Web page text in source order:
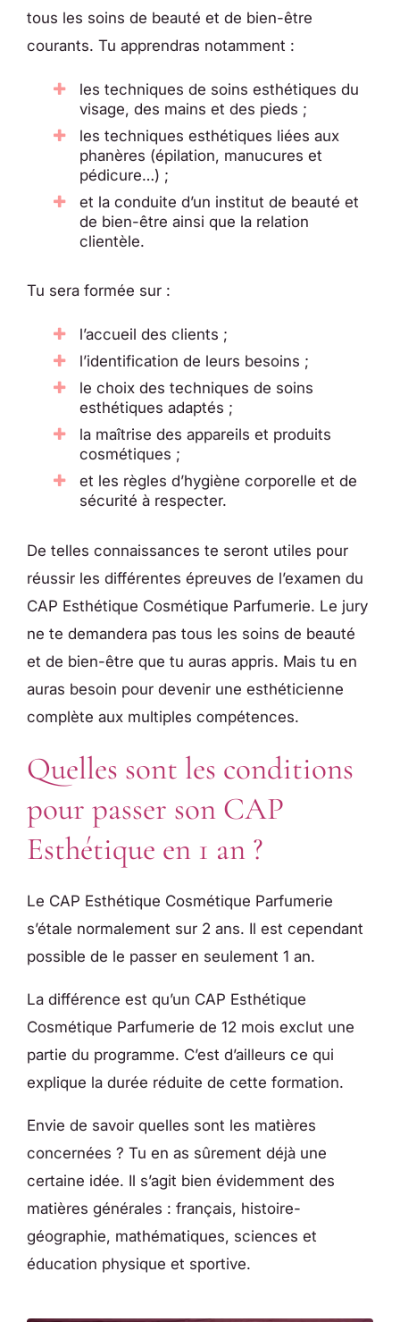
tous les soins de beauté et de bien-être
courants. Tu apprendras notamment :
les techniques de soins esthétiques du
visage, des mains et des pieds ;
les techniques esthétiques liées aux
phanères (épilation, manucures et
pédicure…) ;
et la conduite d’un institut de beauté et
de bien-être ainsi que la relation
clientèle.
Tu sera formée sur :
l’accueil des clients ;
l’identification de leurs besoins ;
le choix des techniques de soins
esthétiques adaptés ;
la maîtrise des appareils et produits
cosmétiques ;
et les règles d’hygiène corporelle et de
sécurité à respecter.
De telles connaissances te seront utiles pour
réussir les différentes épreuves de l’examen du
CAP Esthétique Cosmétique Parfumerie. Le jury
ne te demandera pas tous les soins de beauté
et de bien-être que tu auras appris. Mais tu en
auras besoin pour devenir une esthéticienne
complète aux multiples compétences.
Quelles sont les conditions
pour passer son CAP
Esthétique en 1 an ?
Le CAP Esthétique Cosmétique Parfumerie
s’étale normalement sur 2 ans. Il est cependant
possible de le passer en seulement 1 an.
La différence est qu’un CAP Esthétique
Cosmétique Parfumerie de 12 mois exclut une
partie du programme. C’est d’ailleurs ce qui
explique la durée réduite de cette formation.
Envie de savoir quelles sont les matières
concernées ? Tu en as sûrement déjà une
certaine idée. Il s’agit bien évidemment des
matières générales : français, histoire-
géographie, mathématiques, sciences et
éducation physique et sportive.